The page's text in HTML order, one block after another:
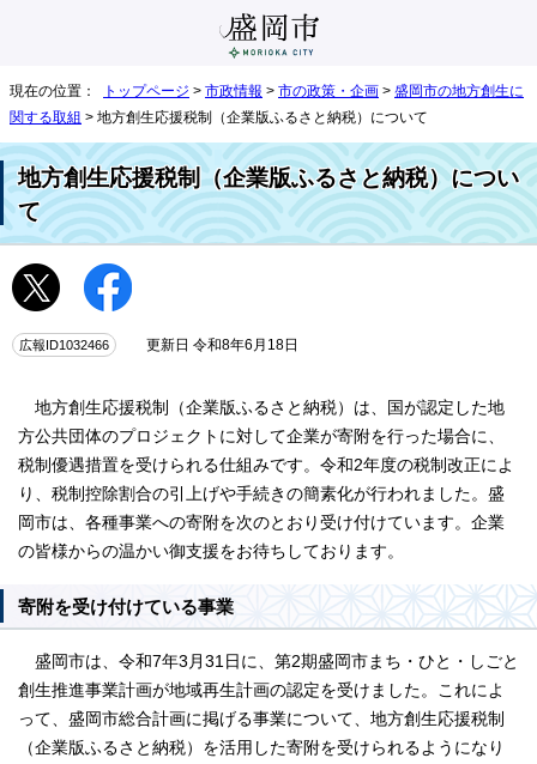
現在の位置： トップページ > 市政情報 > 市の政策・企画 > 盛岡市の地方創生に
関する取組 > 地方創生応援税制（企業版ふるさと納税）について
地方創生応援税制（企業版ふるさと納税）につい
て
広報ID1032466 更新日 令和8年6月18日
地方創生応援税制（企業版ふるさと納税）は、国が認定した地
方公共団体のプロジェクトに対して企業が寄附を行った場合に、
税制優遇措置を受けられる仕組みです。令和2年度の税制改正によ
り、税制控除割合の引上げや手続きの簡素化が行われました。盛
岡市は、各種事業への寄附を次のとおり受け付けています。企業
の皆様からの温かい御支援をお待ちしております。
寄附を受け付けている事業
盛岡市は、令和7年3月31日に、第2期盛岡市まち・ひと・しごと
創生推進事業計画が地域再生計画の認定を受けました。これによ
って、盛岡市総合計画に掲げる事業について、地方創生応援税制
（企業版ふるさと納税）を活用した寄附を受けられるようになり